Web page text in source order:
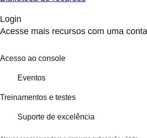
Login
Acesse mais recursos com uma
Acesso ao console
Eventos
Treinamentos e testes
Suporte de excelência